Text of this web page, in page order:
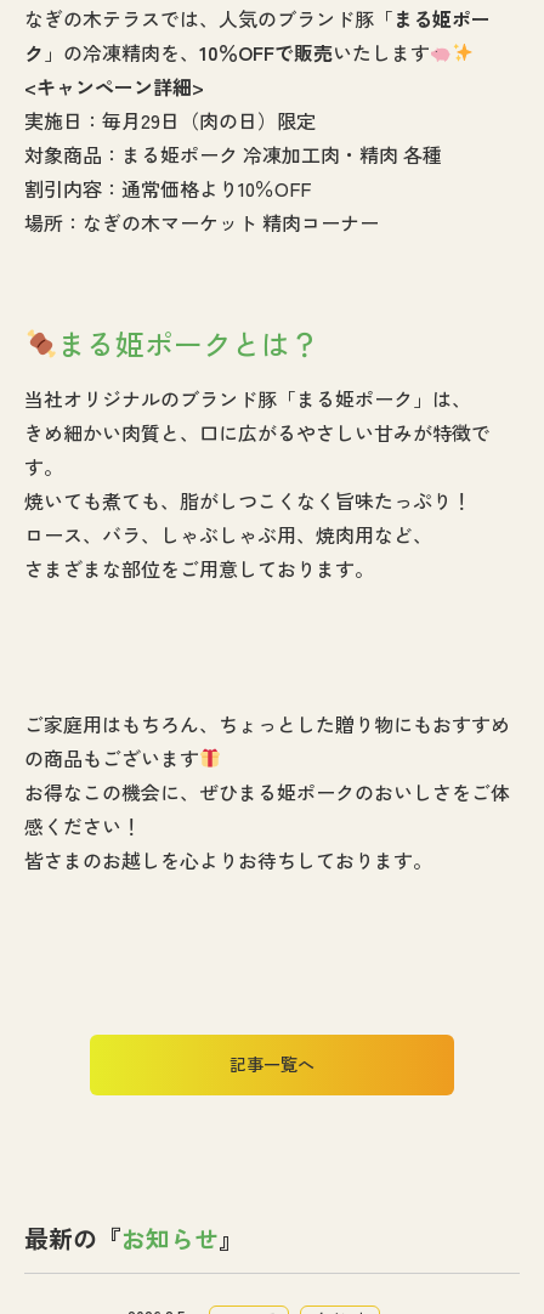
なぎの木テラスでは、人気のブランド豚「まる姫ポー
ク 」の冷凍精肉を、 10％OFFで販売いたします
<キャンペーン詳細>
実施日：毎月29日（肉の日）限定
対象商品：まる姫ポーク 冷凍加工肉・精肉 各種
割引内容：通常価格より10％OFF
場所：なぎの木マーケット 精肉コーナー
まる姫ポークとは？
当社オリジナルのブランド豚「まる姫ポーク」は、
きめ細かい肉質と、口に広がるやさしい甘みが特徴で
す。
焼いても煮ても、脂がしつこくなく旨味たっぷり！
ロース、バラ、しゃぶしゃぶ用、焼肉用など、
さまざまな部位をご用意しております。
ご家庭用はもちろん、ちょっとした贈り物にもおすすめ
の商品もございます
お得なこの機会に、ぜひまる姫ポークのおいしさをご体
感ください！
皆さまのお越しを心よりお待ちしております。
記事一覧へ
最新の『お知らせ』